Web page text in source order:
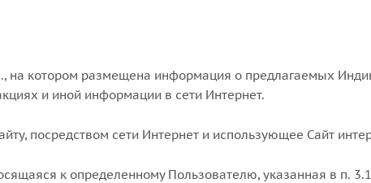
на котором размещена информация о предлагаемых
и иной информации в сети Интернет.
посредством сети Интернет и использующее Сайт
к определенному Пользователю, указанная в п.